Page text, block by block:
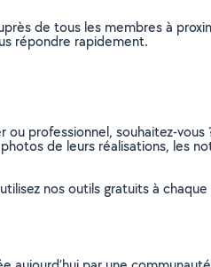
de tous les membres à
répondre rapidement.
professionnel, souhaitez-vous
de leurs réalisations, les
nos outils gratuits à